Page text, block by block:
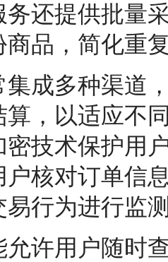
还提供批量
商品，简化重
集成多种渠道
，以适应不
技术保护用
户核对订单信
行为进行监
许用户随时